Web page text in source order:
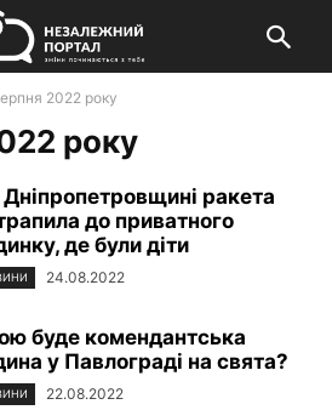
2022 року
року
ракета
до приватного
де були діти
24.08.2022
буде комендантська
у Павлограді на свята?
22.08.2022